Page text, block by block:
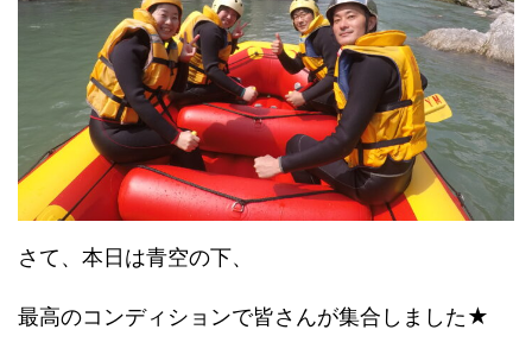
さて、本日は青空の下、
最高のコンディションで皆さんが集合しました★